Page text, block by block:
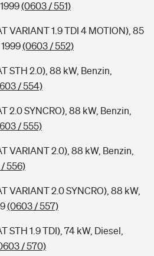
(0603 / 551)
VARIANT 1.9 TDI 4 MOTION), 85
(0603 / 552)
STH 2.0), 88 kW, Benzin,
/ 554)
2.0 SYNCRO), 88 kW, Benzin,
/ 555)
VARIANT 2.0), 88 kW, Benzin,
556)
VARIANT 2.0 SYNCRO), 88 kW,
(0603 / 557)
STH 1.9 TDI), 74 kW, Diesel,
/ 570)